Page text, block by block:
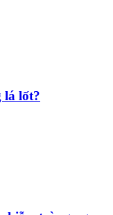
lá lốt?